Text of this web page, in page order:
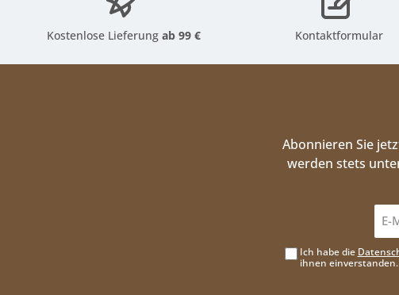
Kostenlose Lieferungab 99 € Kontaktformular
Abonnieren Sie
werden stets
Ich habe die
ihnen einverstanden.